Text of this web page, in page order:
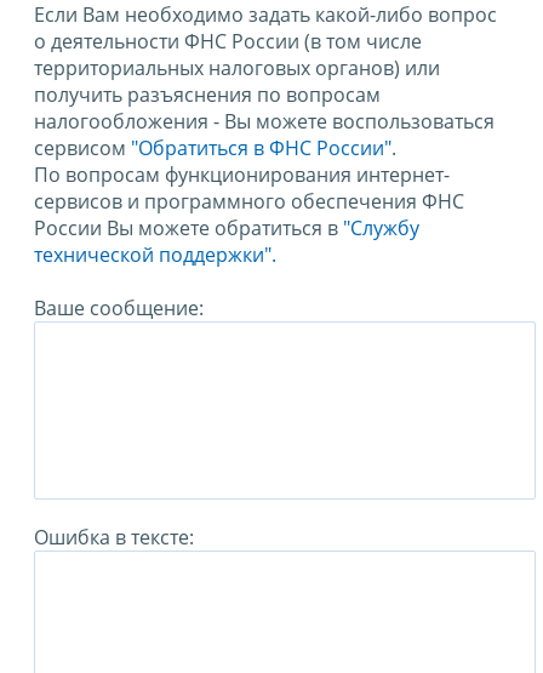
Если Вам необходимо задать какой-либо вопрос
о деятельности ФНС России (в том числе
территориальных налоговых органов) или
получить разъяснения по вопросам
налогообложения - Вы можете воспользоваться
сервисом "Обратиться в ФНС России".
По вопросам функционирования интернет-
сервисов и программного обеспечения ФНС
России Вы можете обратиться в "Службу
технической поддержки".
Ваше сообщение:
Ошибка в тексте: